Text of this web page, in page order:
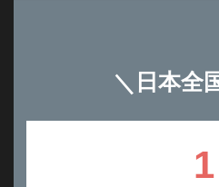
＼ 日本全
1